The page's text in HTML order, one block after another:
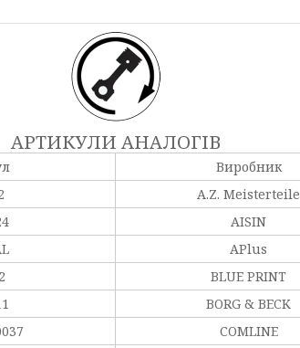
АРТИКУЛИ АНАЛОГІВ
Виробник
A.Z. Meisterteile
AISIN
APlus
BLUE PRINT
BORG & BECK
COMLINE